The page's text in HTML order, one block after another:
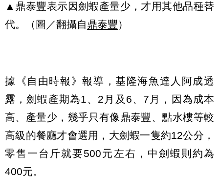
▲鼎泰豐表示因劍蝦產量少，才用其他品種替
代。（圖／翻攝自鼎泰豐 ）
據《自由時報》報導，基隆海魚達人阿成透
露，劍蝦產期為1、2月及6、7月，因為成本
高、產量少，幾乎只有像鼎泰豐、點水樓等較
高級的餐廳才會選用，大劍蝦一隻約12公分，
零售一台斤就要500元左右，中劍蝦則約為
400元。